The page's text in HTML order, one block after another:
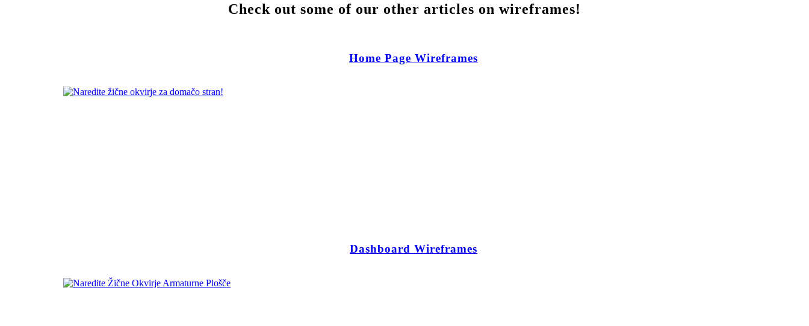
Check out some of our other articles on wireframes!
Home Page Wireframes
Dashboard Wireframes